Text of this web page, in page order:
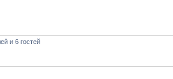
и 6 гостей